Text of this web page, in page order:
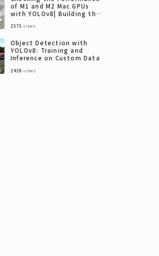
of M1 and M2 Mac GPUs
with YOLOv8| Building the
and Benchmarking
2575 views
Object Detection with
YOLOv8: Training and
Inference on Custom Data
2438 views